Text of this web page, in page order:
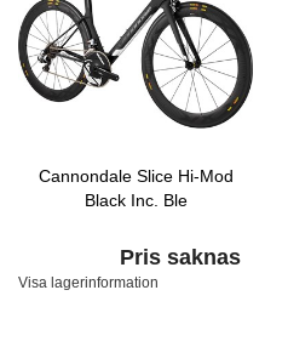
Cannondale Slice Hi-Mod
Black Inc. Ble
Pris saknas
Visa lagerinformation